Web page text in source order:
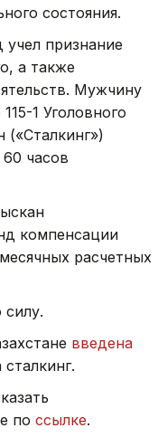
состояния.
учел признание
а также
Мужчину
1 Уголовного
(«Сталкинг»)
часов
компенсации
расчетных
введена
по ссылке.